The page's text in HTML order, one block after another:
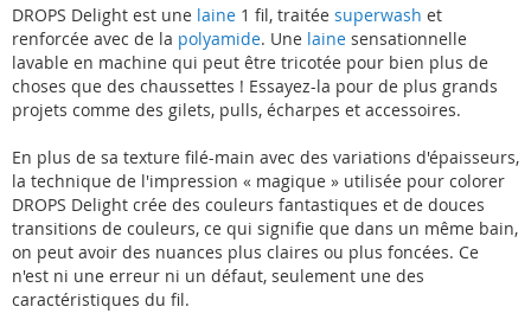
DROPS Delight est une laine 1 fil, traitée superwash et
renforcée avec de la polyamide. Une laine sensationnelle
lavable en machine qui peut être tricotée pour bien plus de
choses que des chaussettes ! Essayez-la pour de plus grands
projets comme des gilets, pulls, écharpes et accessoires.
En plus de sa texture filé-main avec des variations d'épaisseurs,
la technique de l'impression « magique » utilisée pour colorer
DROPS Delight crée des couleurs fantastiques et de douces
transitions de couleurs, ce qui signifie que dans un même bain,
on peut avoir des nuances plus claires ou plus foncées. Ce
n'est ni une erreur ni un défaut, seulement une des
caractéristiques du fil.